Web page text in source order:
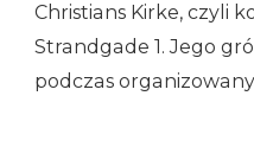
Christians Kirke, czyli
Strandgade 1. Jego
podczas